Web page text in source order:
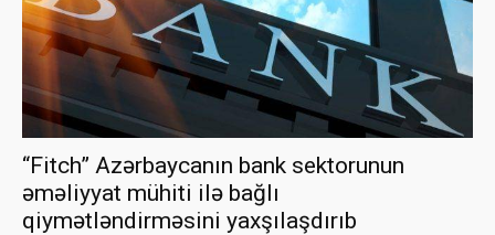
“Fitch” Azərbaycanın bank sektorunun
əməliyyat mühiti ilə bağlı
qiymətləndirməsini yaxşılaşdırıb